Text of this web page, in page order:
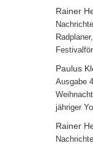
Rainer
Paulus
Ausgabe
jähriger
Rainer